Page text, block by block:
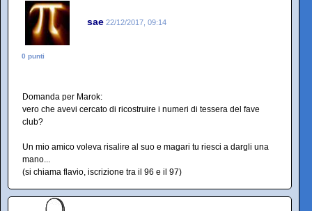
sae 22/12/2017, 09:14
0 punti
Domanda per Marok:
vero che avevi cercato di ricostruire i numeri di tessera del fave
club?
Un mio amico voleva risalire al suo e magari tu riesci a dargli una
mano...
(si chiama flavio, iscrizione tra il 96 e il 97)